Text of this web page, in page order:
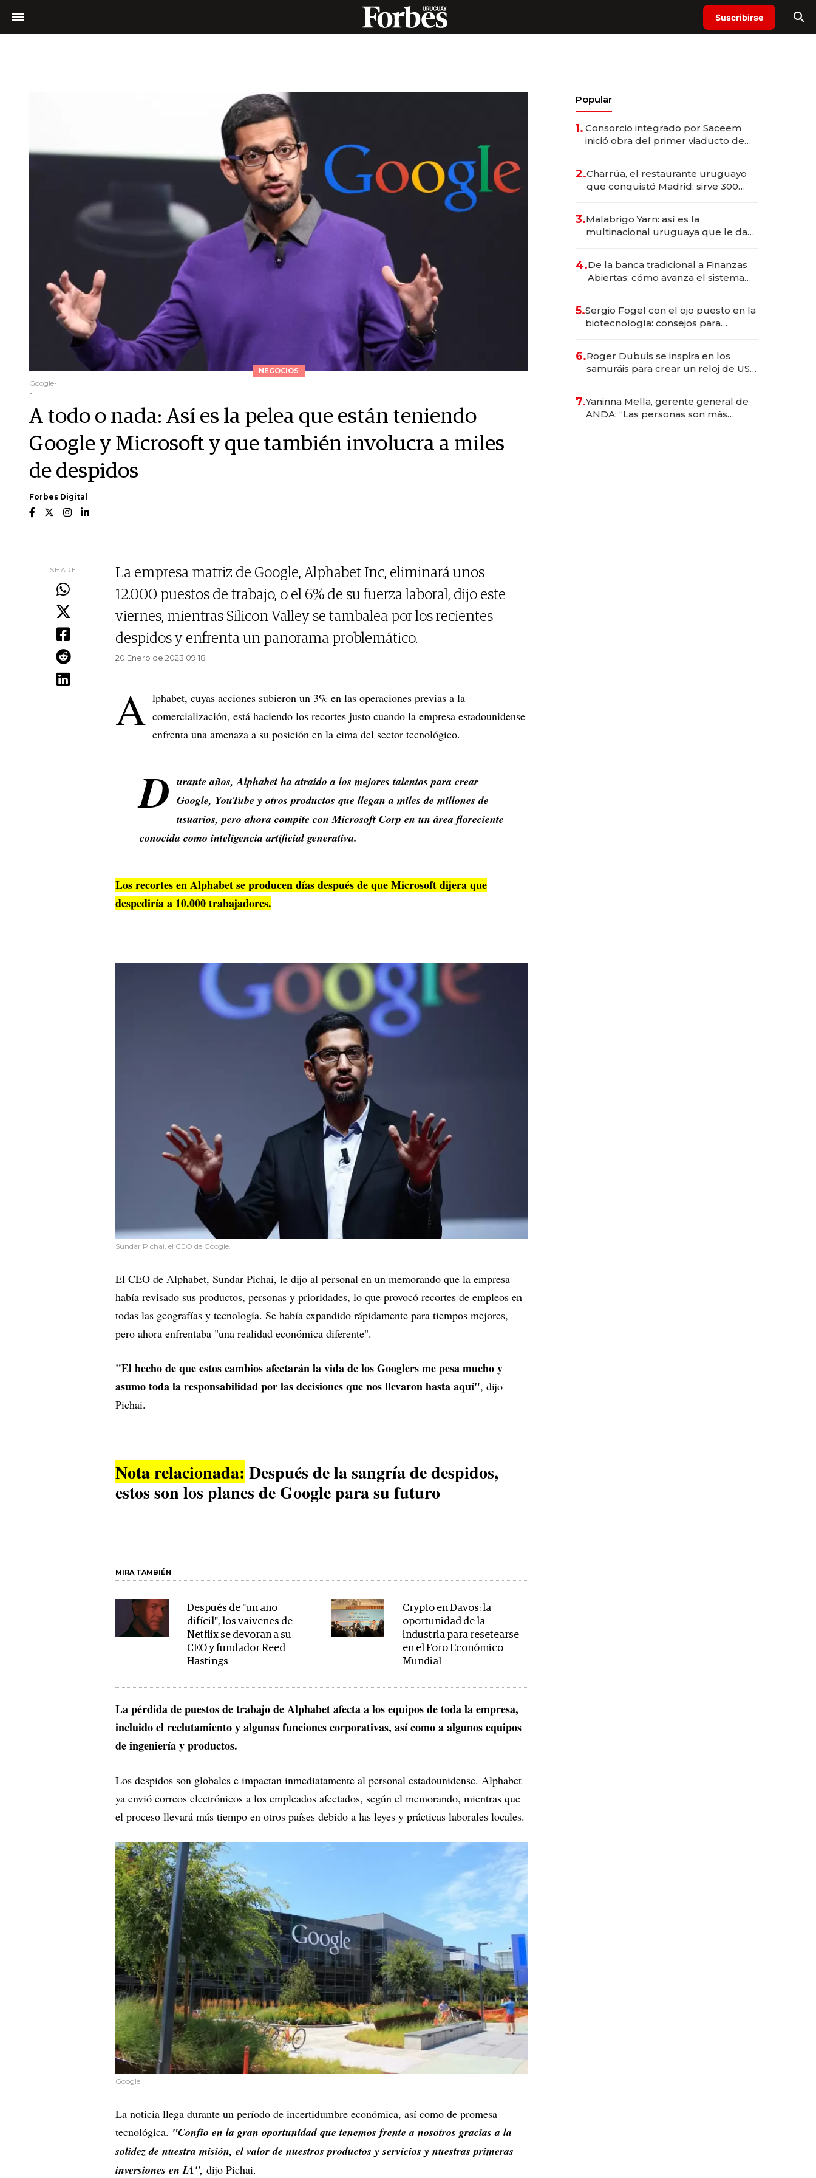
Suscribirse
NEGOCIOS
Google-
-
A todo o nada: Así es la pelea que están teniendo
Google y Microsoft y que también involucra a miles
de despidos
Forbes Digital
SHARE
La empresa matriz de Google, Alphabet Inc, eliminará unos
12.000 puestos de trabajo, o el 6% de su fuerza laboral, dijo este
viernes, mientras Silicon Valley se tambalea por los recientes
despidos y enfrenta un panorama problemático.
20 Enero de 2023 09.18
A lphabet, cuyas acciones subieron un 3% en las operaciones previas a la
comercialización, está haciendo los recortes justo cuando la empresa estadounidense
enfrenta una amenaza a su posición en la cima del sector tecnológico.
D urante años, Alphabet ha atraído a los mejores talentos para crear
Google, YouTube y otros productos que llegan a miles de millones de
usuarios, pero ahora compite con Microsoft Corp en un área floreciente
conocida como inteligencia artificial generativa.
Los recortes en Alphabet se producen días después de que Microsoft dijera que
despediría a 10.000 trabajadores.
Sundar Pichai, el CEO de Google.
El CEO de Alphabet, Sundar Pichai, le dijo al personal en un memorando que la empresa
había revisado sus productos, personas y prioridades, lo que provocó recortes de empleos en
todas las geografías y tecnología. Se había expandido rápidamente para tiempos mejores,
pero ahora enfrentaba "una realidad económica diferente".
"El hecho de que estos cambios afectarán la vida de los Googlers me pesa mucho y
asumo toda la responsabilidad por las decisiones que nos llevaron hasta aquí", dijo
Pichai.
Nota relacionada: Después de la sangría de despidos,
estos son los planes de Google para su futuro
MIRA TAMBIÉN
Después de "un año
difícil", los vaivenes de
Netflix se devoran a su
CEO y fundador Reed
Hastings
Crypto en Davos: la
oportunidad de la
industria para resetearse
en el Foro Económico
Mundial
La pérdida de puestos de trabajo de Alphabet afecta a los equipos de toda la empresa,
incluido el reclutamiento y algunas funciones corporativas, así como a algunos equipos
de ingeniería y productos.
Los despidos son globales e impactan inmediatamente al personal estadounidense. Alphabet
ya envió correos electrónicos a los empleados afectados, según el memorando, mientras que
el proceso llevará más tiempo en otros países debido a las leyes y prácticas laborales locales.
Google
La noticia llega durante un período de incertidumbre económica, así como de promesa
tecnológica. "Confío en la gran oportunidad que tenemos frente a nosotros gracias a la
solidez de nuestra misión, el valor de nuestros productos y servicios y nuestras primeras
inversiones en IA", dijo Pichai.
Popular
1. Consorcio integrado por Saceem
inició obra del primer viaducto de
millones
2.Charrúa, el restaurante uruguayo
que conquistó Madrid: sirve 300
prepara apertura
3.Malabrigo Yarn: así es la
multinacional uruguaya que le da
4.De la banca tradicional a Finanzas
Abiertas: cómo avanza el sistema
5.Sergio Fogel con el ojo puesto en la
biotecnología: consejos para
6.Roger Dubuis se inspira en los
samuráis para crear un reloj de US$
7.Yaninna Mella, gerente general de
ANDA: “Las personas son más